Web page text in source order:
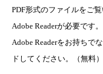
PDF形式のファイルをご
Adobe Readerが必要です。
Adobe Readerをお持ちで
ドしてください。（無料）